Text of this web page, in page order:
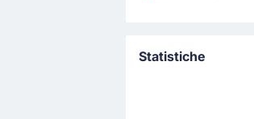
Statistiche